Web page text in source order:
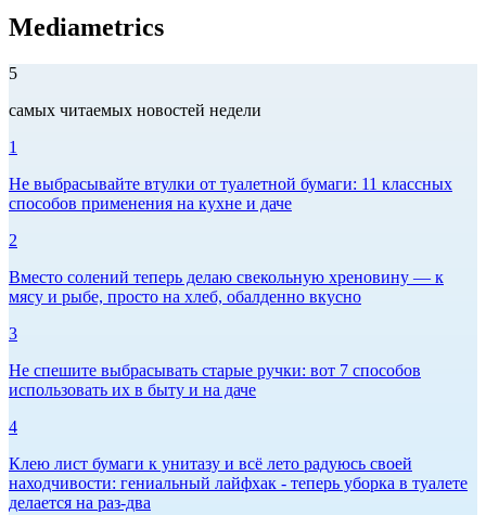
Mediametrics
5
самых читаемых новостей недели
1
Не выбрасывайте втулки от туалетной бумаги: 11 классных
способов применения на кухне и даче
2
Вместо солений теперь делаю свекольную хреновину — к
мясу и рыбе, просто на хлеб, обалденно вкусно
3
Не спешите выбрасывать старые ручки: вот 7 способов
использовать их в быту и на даче
4
Клею лист бумаги к унитазу и всё лето радуюсь своей
находчивости: гениальный лайфхак - теперь уборка в туалете
делается на раз-два